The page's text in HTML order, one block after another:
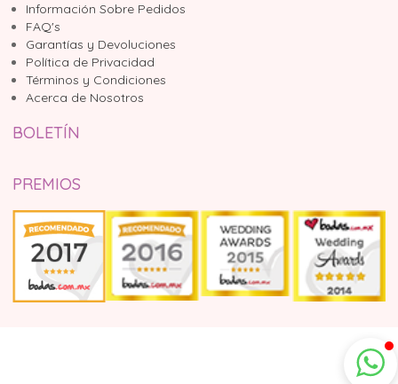
Información Sobre Pedidos
FAQ's
Garantías y Devoluciones
Política de Privacidad
Términos y Condiciones
Acerca de Nosotros
BOLETÍN
PREMIOS